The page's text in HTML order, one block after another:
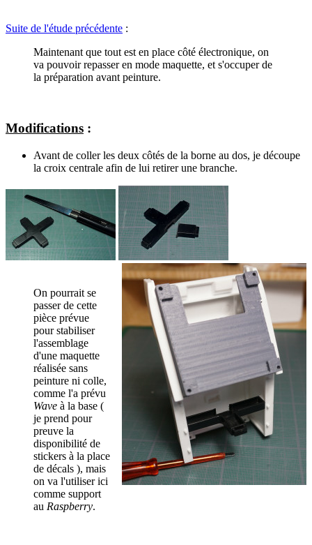
Suite de l'étude précédente :
Maintenant que tout est en place côté électronique, on
va pouvoir repasser en mode maquette, et s'occuper de
la préparation avant peinture.
Modifications :
Avant de coller les deux côtés de la borne au dos, je découpe
la croix centrale afin de lui retirer une branche.
On pourrait se
passer de cette
pièce prévue
pour stabiliser
l'assemblage
d'une maquette
réalisée sans
peinture ni colle,
comme l'a prévu
Wave à la base (
je prend pour
preuve la
disponibilité de
stickers à la place
de décals ), mais
on va l'utiliser ici
comme support
au Raspberry.